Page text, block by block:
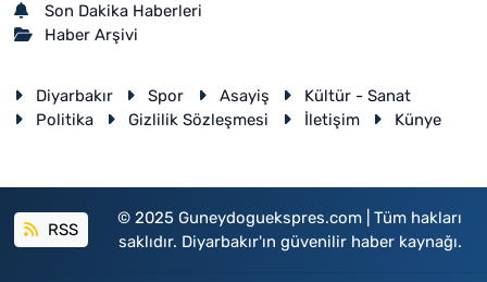
Son Dakika Haberleri
Haber Arşivi
Diyarbakır Spor Asayiş
Kültür - Sanat
Politika
Gizlilik Sözleşmesi İletişim Künye
RSS
© 2025 Guneydoguekspres.com | Tüm hakları
saklıdır. Diyarbakır'ın güvenilir haber kaynağı.